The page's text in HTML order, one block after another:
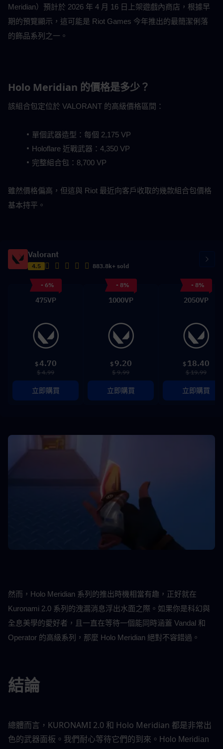
Meridian）預計於 2026 年 4 月 16 日上架遊戲內商店，根據早
期的預覽顯示，這可能是 Riot Games 今年推出的最簡潔俐落
的飾品系列之一。
Holo Meridian 的價格是多少？
該組合包定位於 VALORANT 的高級價格區間：
單個武器造型：每個 2,175 VP
Holoflare 近戰武器：4,350 VP
完整組合包：8,700 VP
雖然價格偏高，但這與 Riot 最近向客戶收取的幾款組合包價格
基本持平。
Valorant
4.5 883.8k+ sold
- 6%
475VP
$4.70
$ 4.99
立即購買
- 8%
1000VP
$ 9.20
$ 9.99
立即購買
- 8%
2050VP
$ 18.40
$ 19.99
立即購買
然而，Holo Meridian 系列的推出時機相當有趣，正好就在
Kuronami 2.0 系列的洩漏消息浮出水面之際。如果你是科幻與
全息美學的愛好者，且一直在等待一個能同時涵蓋 Vandal 和
Operator 的高級系列，那麼 Holo Meridian 絕對不容錯過。
結論
總體而言，KURONAMI 2.0 和 Holo Meridian 都是非常出
色的武器面板。我們耐心等待它們的到來。 Holo Meridian